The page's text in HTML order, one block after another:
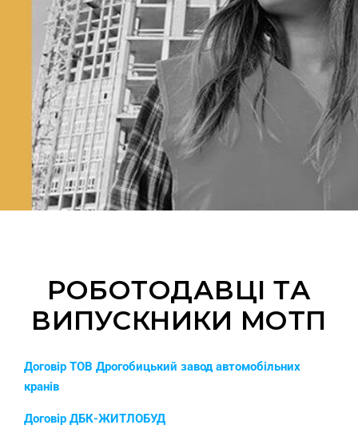
РОБОТОДАВЦІ ТА
ВИПУСКНИКИ МОТП
Договір ТОВ Дрогобицький завод автомобільних
кранів
Договір ДБК-ЖИТЛОБУД